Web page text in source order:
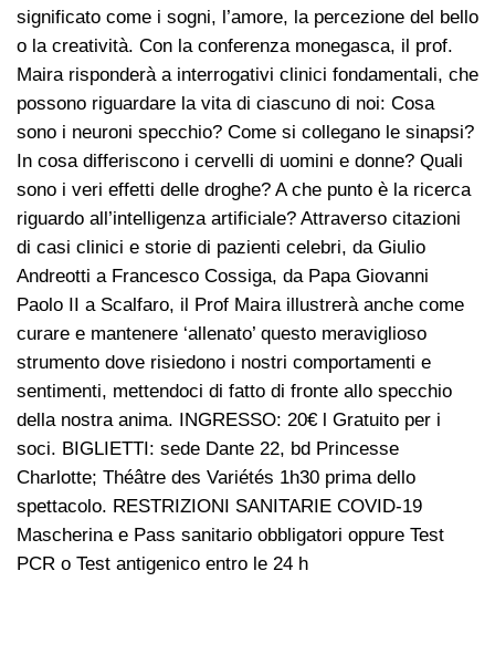
significato come i sogni, l’amore, la percezione del bello
o la creatività. Con la conferenza monegasca, il prof.
Maira risponderà a interrogativi clinici fondamentali, che
possono riguardare la vita di ciascuno di noi: Cosa
sono i neuroni specchio? Come si collegano le sinapsi?
In cosa differiscono i cervelli di uomini e donne? Quali
sono i veri effetti delle droghe? A che punto è la ricerca
riguardo all’intelligenza artificiale? Attraverso citazioni
di casi clinici e storie di pazienti celebri, da Giulio
Andreotti a Francesco Cossiga, da Papa Giovanni
Paolo II a Scalfaro, il Prof Maira illustrerà anche come
curare e mantenere ‘allenato’ questo meraviglioso
strumento dove risiedono i nostri comportamenti e
sentimenti, mettendoci di fatto di fronte allo specchio
della nostra anima. INGRESSO: 20€ l Gratuito per i
soci. BIGLIETTI: sede Dante 22, bd Princesse
Charlotte; Théâtre des Variétés 1h30 prima dello
spettacolo. RESTRIZIONI SANITARIE COVID-19
Mascherina e Pass sanitario obbligatori oppure Test
PCR o Test antigenico entro le 24 h